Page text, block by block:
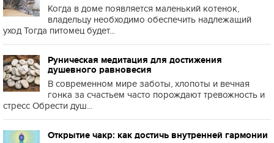
Когда в доме появляется маленький котенок,
владельцу необходимо обеспечить надлежащий
уход Тогда питомец будет...
Руническая медитация для достижения
душевного равновесия
В современном мире заботы, хлопоты и вечная
гонка за счастьем часто порождают тревожность и
стресс Обрести душ...
Открытие чакр: как достичь внутренней гармонии